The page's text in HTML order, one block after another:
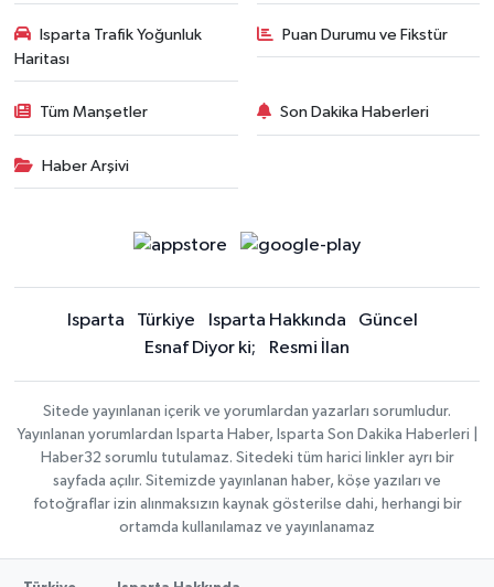
Isparta Trafik Yoğunluk
Haritası
Puan Durumu ve Fikstür
Tüm Manşetler Son Dakika Haberleri
Haber Arşivi
Isparta Türkiye Isparta Hakkında
Güncel
Esnaf Diyor ki;
Resmi İlan
Sitede yayınlanan içerik ve yorumlardan yazarları sorumludur.
Yayınlanan yorumlardan Isparta Haber, Isparta Son Dakika Haberleri |
Haber32 sorumlu tutulamaz. Sitedeki tüm harici linkler ayrı bir
sayfada açılır. Sitemizde yayınlanan haber, köşe yazıları ve
fotoğraflar izin alınmaksızın kaynak gösterilse dahi, herhangi bir
ortamda kullanılamaz ve yayınlanamaz